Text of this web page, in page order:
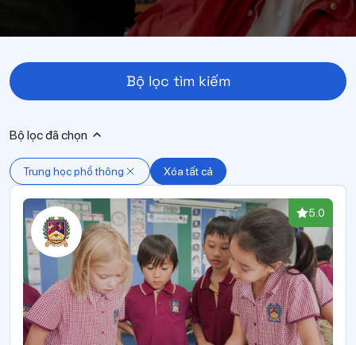
Bộ lọc tìm kiếm
Bộ lọc đã chọn
Trung học phổ thông Xóa tất cả
5.0